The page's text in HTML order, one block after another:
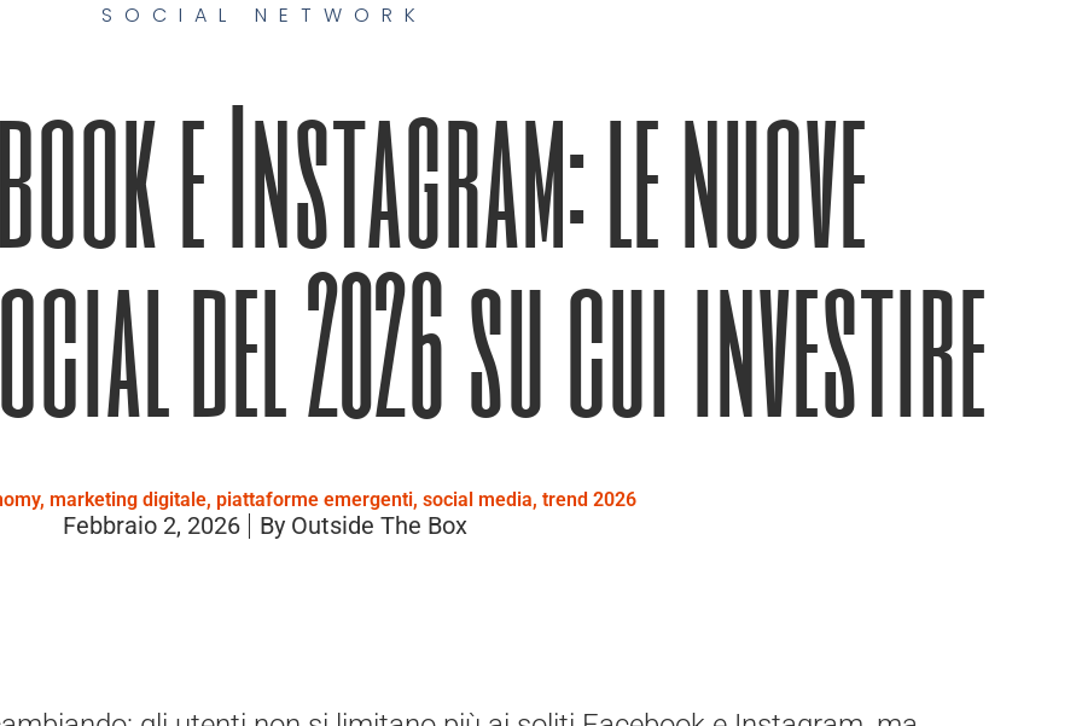
SOCIAL NETWORK
e Instagram: le nuove
del 2026 su cui investire
, marketing digitale, piattaforme emergenti, social media, trend 2026
Febbraio 2, 2026 ByOutside The Box